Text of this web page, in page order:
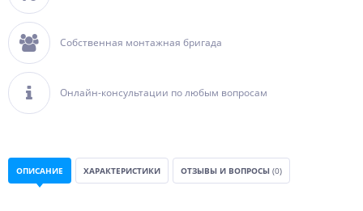
Собственная монтажная бригада
Онлайн-консультации по любым вопросам
ОПИСАНИЕ ХАРАКТЕРИСТИКИ ОТЗЫВЫ И ВОПРОСЫ (0)